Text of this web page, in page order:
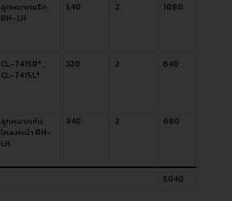
ลูกหมากแร็ค
RH-LH
540 2 1080
CL-7415R* ,
CL-7415L*
320 2 640
ลูกหมากกัน
โคลงหน้า RH-
LH
340 2 680
5040